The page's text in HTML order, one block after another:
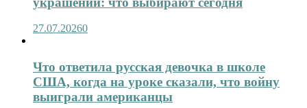
27.07.20260
Что ответила русская девочка в школе
США, когда на уроке сказали, что войну
выиграли американцы